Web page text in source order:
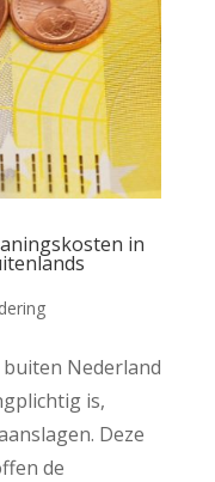
in
Nederland
is,
Deze
de